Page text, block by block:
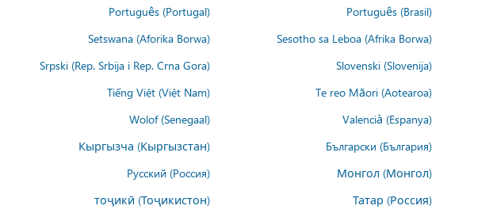
Português (Brasil)
Português (Portugal)
Sesotho sa Leboa (Afrika Borwa)
Setswana (Aforika Borwa)
Slovenski (Slovenija)
Srpski (Rep. Srbija i Rep. Crna Gora)
Te reo Māori (Aotearoa)
Tiếng Việt (Việt Nam)
Valencià (Espanya)
Wolof (Senegaal)
Български (България)
Кыргызча (Кыргызстан)
Монгол (Монгол)
Русский (Россия)
Татар (Россия)
тоҷикӣ (Тоҷикистон)